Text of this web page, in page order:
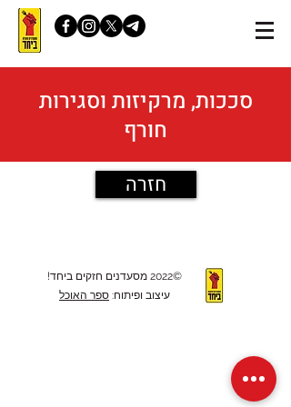
סככות, מרקיזות וסגירות
חורף
חזרה
©2022 מסעדנים חזקים ביחד!
עיצוב ופיתוח: ספר האוכל